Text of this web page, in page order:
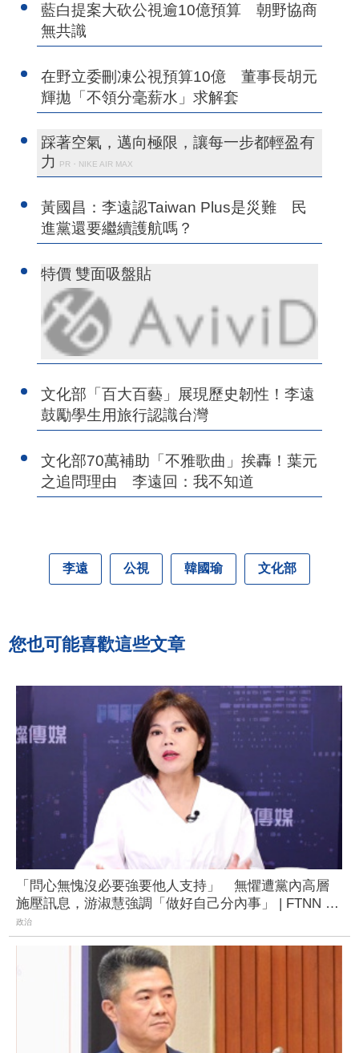
藍白提案大砍公視逾10億預算 朝野協商
無共識
在野立委刪凍公視預算10億 董事長胡元
輝拋「不領分毫薪水」求解套
踩著空氣，邁向極限，讓每一步都輕盈有
力
PR・NIKE AIR MAX
黃國昌：李遠認Taiwan Plus是災難 民
進黨還要繼續護航嗎？
特價 雙面吸盤貼
文化部「百大百藝」展現歷史韌性！李遠
鼓勵學生用旅行認識台灣
文化部70萬補助「不雅歌曲」挨轟！葉元
之追問理由 李遠回：我不知道
李遠 公視 韓國瑜 文化部
您也可能喜歡這些文章
「問心無愧沒必要強要他人支持」 無懼遭黨內高層
施壓訊息，游淑慧強調「做好自己分內事」 | FTNN 新
聞網
政治